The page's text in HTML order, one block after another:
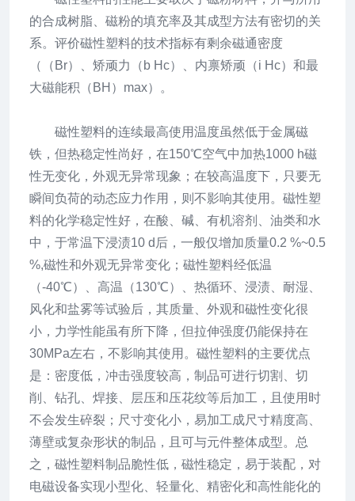
的合成树脂、磁粉的填充率及其成型方法有密切的关
系。评价磁性塑料的技术指标有剩余磁通密度
（（Br）、矫顽力（b Hc）、内禀矫顽（i Hc）和最
大磁能积（BH）max）。
磁性塑料的连续最高使用温度虽然低于金属磁
铁，但热稳定性尚好，在150℃空气中加热1000 h磁
性无变化，外观无异常现象；在较高温度下，只要无
瞬间负荷的动态应力作用，则不影响其使用。磁性塑
料的化学稳定性好，在酸、碱、有机溶剂、油类和水
中，于常温下浸渍10 d后，一般仅增加质量0.2 %~0.5
%,磁性和外观无异常变化；磁性塑料经低温
（-40℃）、高温（130℃）、热循环、浸渍、耐湿、
风化和盐雾等试验后，其质量、外观和磁性变化很
小，力学性能虽有所下降，但拉伸强度仍能保持在
30MPa左右，不影响其使用。磁性塑料的主要优点
是：密度低，冲击强度较高，制品可进行切割、切
削、钻孔、焊接、层压和压花纹等后加工，且使用时
不会发生碎裂；尺寸变化小，易加工成尺寸精度高、
薄壁或复杂形状的制品，且可与元件整体成型。总
之，磁性塑料制品脆性低，磁性稳定，易于装配，对
电磁设备实现小型化、轻量化、精密化和高性能化的